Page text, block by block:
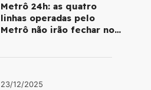
Metrô 24h: as quatro
linhas operadas pelo
Metrô não irão fechar no
23/12/2025